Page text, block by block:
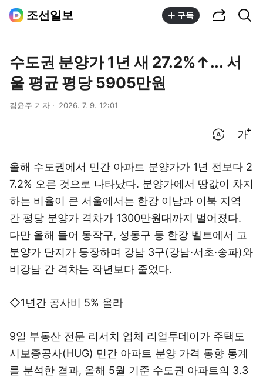
조선일보 구독
수도권 분양가 1년 새 27.2%↑... 서
울 평균 평당 5905만원
김윤주 기자 2026. 7. 9. 12:01
올해 수도권에서 민간 아파트 분양가가 1년 전보다 2
7.2% 오른 것으로 나타났다. 분양가에서 땅값이 차지
하는 비율이 큰 서울에서는 한강 이남과 이북 지역
간 평당 분양가 격차가 1300만원대까지 벌어졌다.
다만 올해 들어 동작구, 성동구 등 한강 벨트에서 고
분양가 단지가 등장하며 강남 3구(강남·서초·송파)와
비강남 간 격차는 작년보다 줄었다.
◇1년간 공사비 5% 올라
9일 부동산 전문 리서치 업체 리얼투데이가 주택도
시보증공사(HUG) 민간 아파트 분양 가격 동향 통계
를 분석한 결과, 올해 5월 기준 수도권 아파트의 3.3